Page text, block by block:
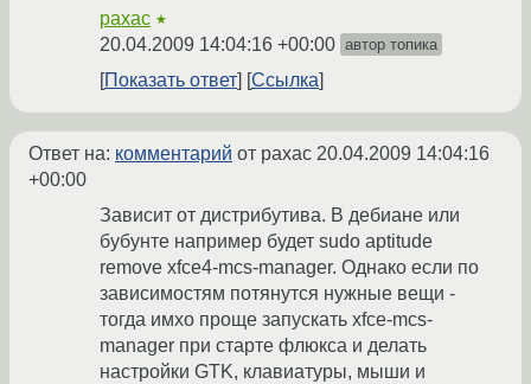
paxac ★
20.04.2009 14:04:16 +00:00 автор топика
Показать ответ Ссылка
Ответ на: комментарий от paxac 20.04.2009 14:04:16
+00:00
Зависит от дистрибутива. В дебиане или
бубунте например будет sudo aptitude
remove xfce4-mcs-manager. Однако если по
зависимостям потянутся нужные вещи -
тогда имхо проще запускать xfce-mcs-
manager при старте флюкса и делать
настройки GTK, клавиатуры, мыши и